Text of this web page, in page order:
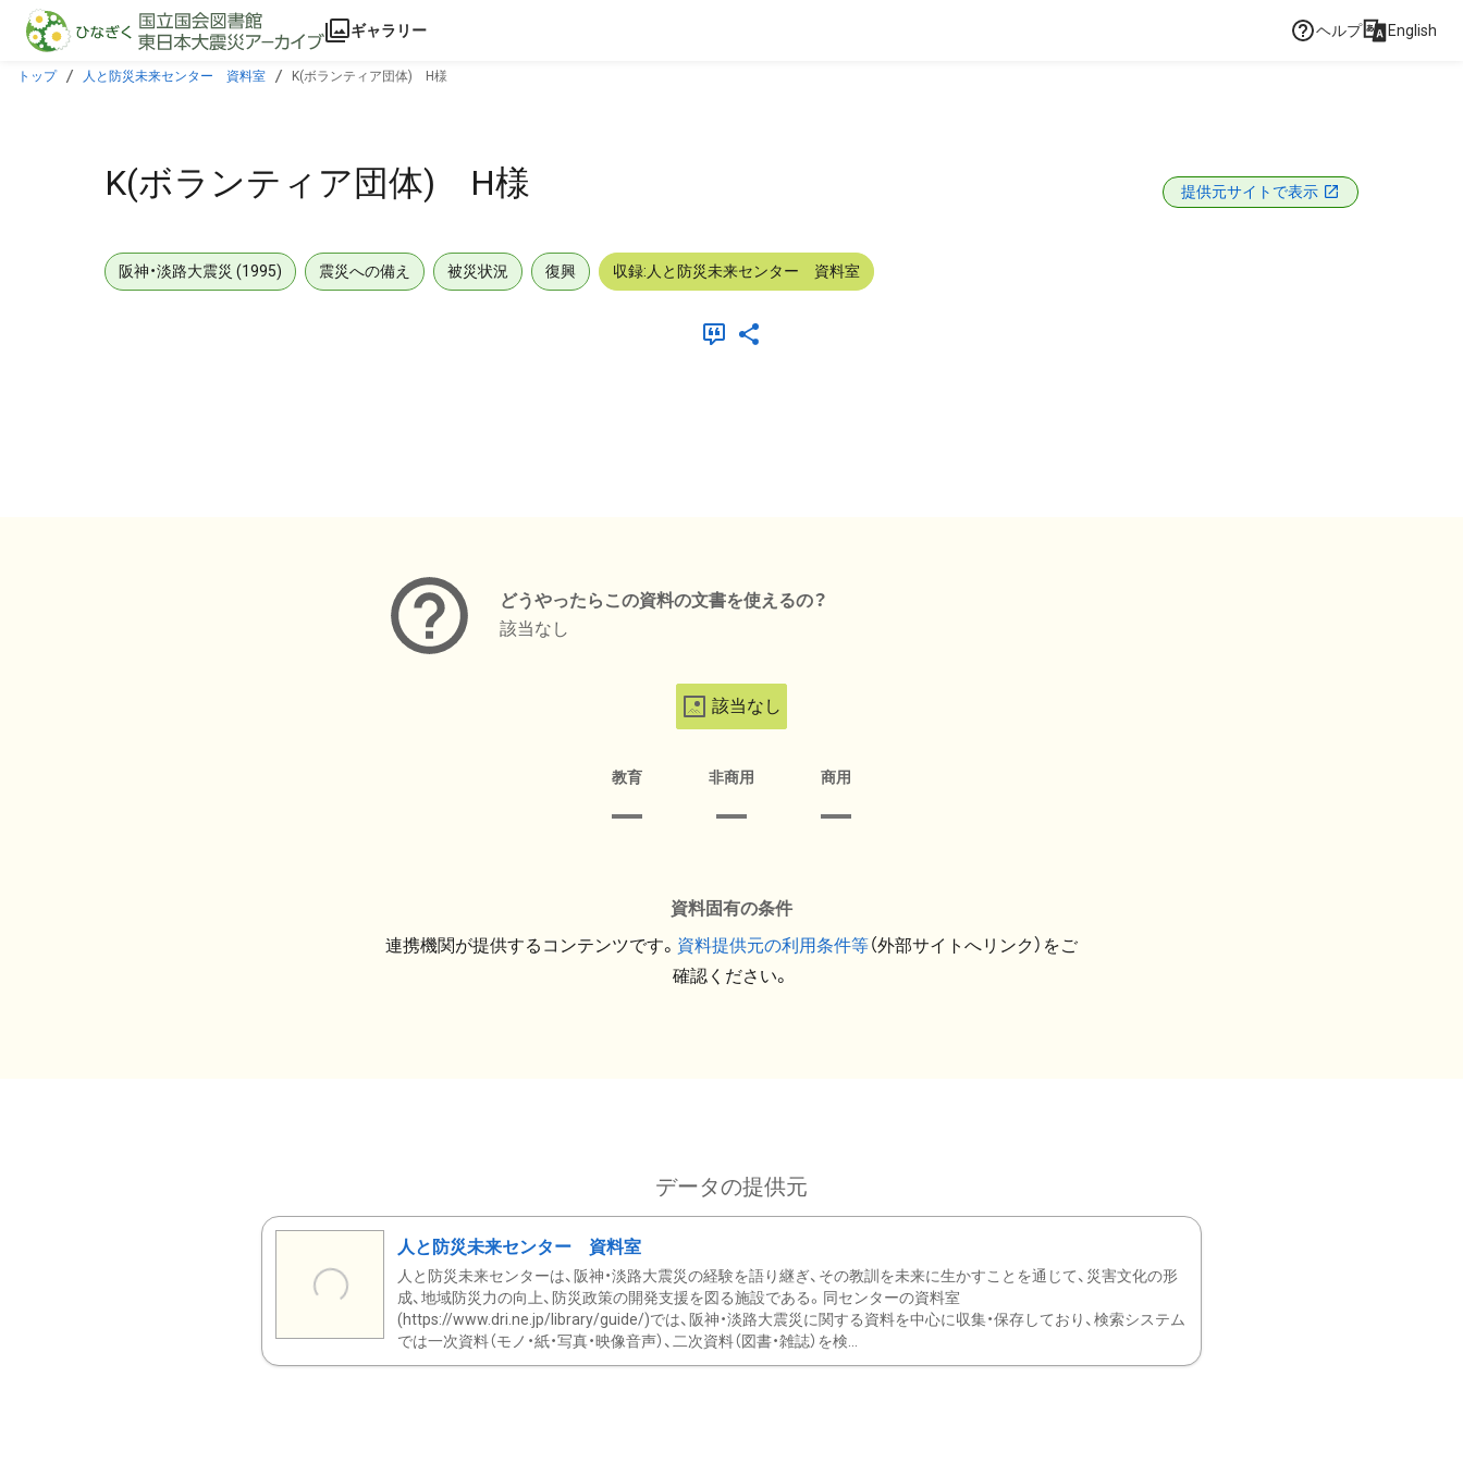
本文に飛ぶ
ギャラリー ヘルプ English
トップ 人と防災未来センター 資料室 K(ボランティア団体) H様
K(ボランティア団体) H様 提供元サイトで表示
阪神・淡路大震災 (1995) 震災への備え 被災状況 復興 収録:人と防災未来センター 資料室
どうやったらこの資料の文書を使えるの？
該当なし
該当なし
教育 非商用 商用
資料固有の条件
連携機関が提供するコンテンツです。 資料提供元の利用条件等（外部サイトへリンク）をご
確認ください。
データの提供元
人と防災未来センター 資料室
人と防災未来センターは、阪神・淡路大震災の経験を語り継ぎ、その教訓を未来に生かすことを通じて、災害文化の形
成、地域防災力の向上、防災政策の開発支援を図る施設である。同センターの資料室
(https://www.dri.ne.jp/library/guide/)では、阪神・淡路大震災に関する資料を中心に収集・保存しており、検索システム
では一次資料（モノ・紙・写真・映像音声）、二次資料（図書・雑誌）を検...